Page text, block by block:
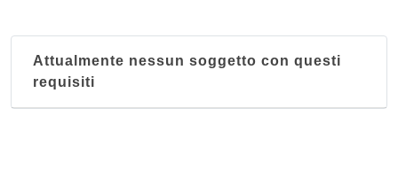
Attualmente nessun soggetto con questi
requisiti